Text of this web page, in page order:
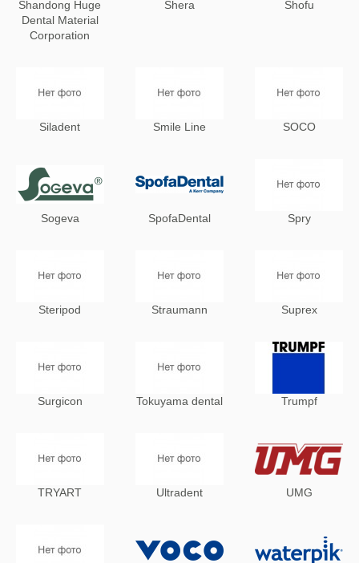
Shandong Huge
Dental Material
Corporation
Shera Shofu
Siladent Smile Line SOCO
Sogeva SpofaDental Spry
Steripod Straumann Suprex
Surgicon Tokuyama dental Trumpf
TRYART Ultradent UMG